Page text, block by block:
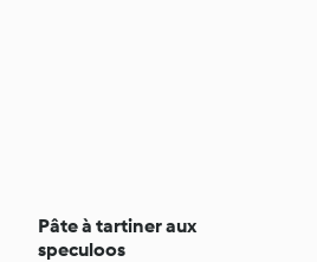
Pâte à tartiner aux
speculoos